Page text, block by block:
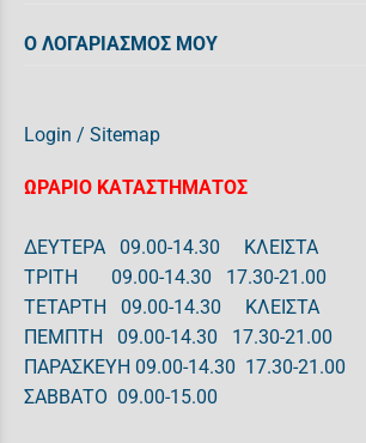
Ο ΛΟΓΑΡΙΑΣΜΟΣ ΜΟΥ
Login / Sitemap
ΩΡΑΡΙΟ ΚΑΤΑΣΤΗΜΑΤΟΣ
ΔΕΥΤΕΡΑ 09.00-14.30 ΚΛΕΙΣΤΑ
ΤΡΙΤΗ 09.00-14.30 17.30-21.00
ΤΕΤΑΡΤΗ 09.00-14.30 ΚΛΕΙΣΤΑ
ΠΕΜΠΤΗ 09.00-14.30 17.30-21.00
ΠΑΡΑΣΚΕΥΗ 09.00-14.30 17.30-21.00
ΣΑΒΒΑΤΟ 09.00-15.00